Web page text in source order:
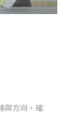
與方向，確